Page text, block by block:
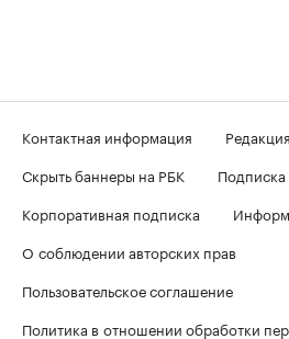
Контактная информация
Редакция
Скрыть баннеры на РБК
Корпоративная подписка
О соблюдении авторских прав
Пользовательское соглашение
Политика в отношении обработки